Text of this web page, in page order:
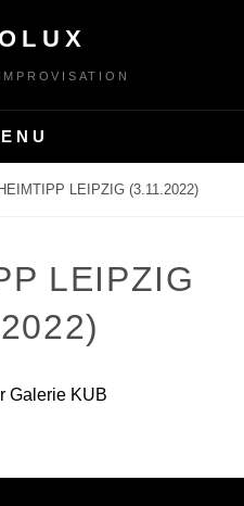
LEIPZIG (3.11.2022)
LEIPZIG
Galerie KUB